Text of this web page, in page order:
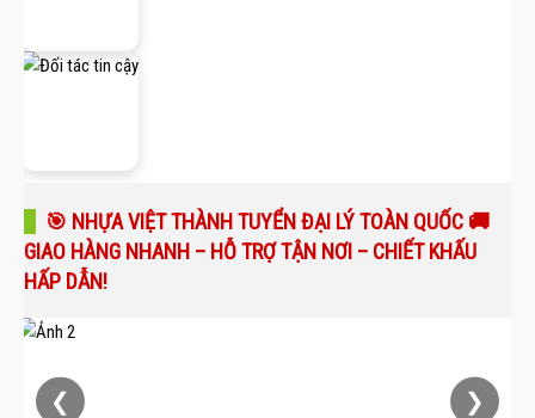
🎯 NHỰA VIỆT THÀNH TUYỂN ĐẠI LÝ TOÀN QUỐC 🚚
GIAO HÀNG NHANH – HỖ TRỢ TẬN NƠI – CHIẾT KHẤU
HẤP DẪN!
❮ ❯